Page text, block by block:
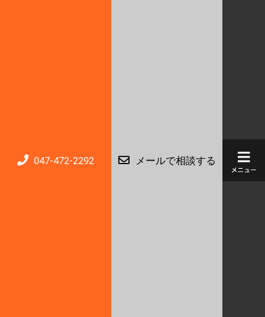
047-472-2292 メールで相談する